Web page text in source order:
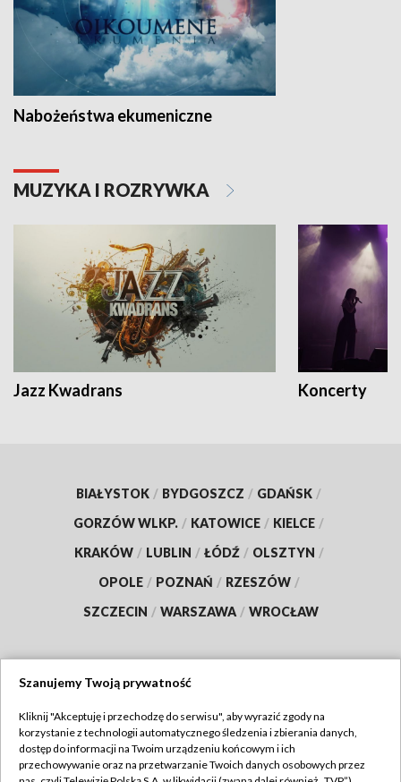
Nabożeństwa ekumeniczne
MUZYKA I ROZRYWKA
Jazz Kwadrans Koncerty
BIAŁYSTOK / BYDGOSZCZ / GDAŃSK /
GORZÓW WLKP. / KATOWICE / KIELCE /
KRAKÓW / LUBLIN / ŁÓDŹ / OLSZTYN /
OPOLE / POZNAŃ / RZESZÓW /
SZCZECIN / WARSZAWA / WROCŁAW
TVP
Abonament TVP
Regulamin TVP
Szanujemy Twoją prywatność
Kliknij "Akceptuję i przechodzę do serwisu", aby wyrazić zgody na
korzystanie z technologii automatycznego śledzenia i zbierania danych,
dostęp do informacji na Twoim urządzeniu końcowym i ich
przechowywanie oraz na przetwarzanie Twoich danych osobowych przez